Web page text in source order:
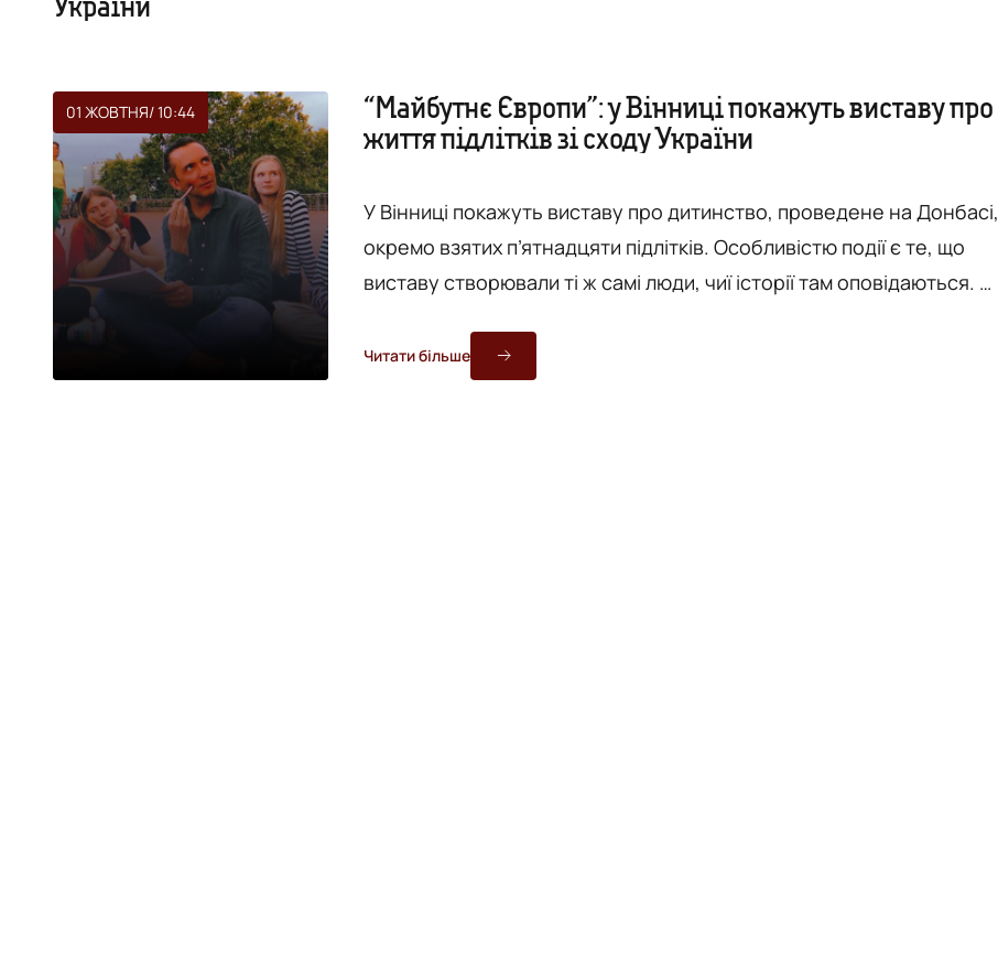
01 ЖОВТНЯ/ 10:44
“Майбутнє Європи”: у Вінниці покажуть виставу про
життя підлітків зі сходу України
У Вінниці покажуть виставу про дитинство, проведене на Донбасі,
окремо взятих п’ятнадцяти підлітків. Особливістю події є те, що
виставу створювали ті ж самі люди, чиї історії там оповідаються.
у Вінниці наступного тижня, 9 жовтня. В основі вистави - історія
життя п’ятнадцяти підлітків, чиє дитинство минало на території
Читати більше